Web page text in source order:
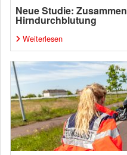
Neue Studie:
Hirndurchblutung
Weiterlesen